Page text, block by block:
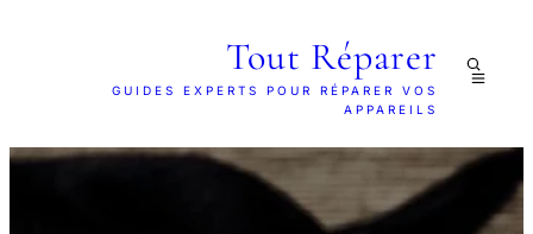
Tout Réparer
GUIDES EXPERTS POUR RÉPARER VOS
APPAREILS